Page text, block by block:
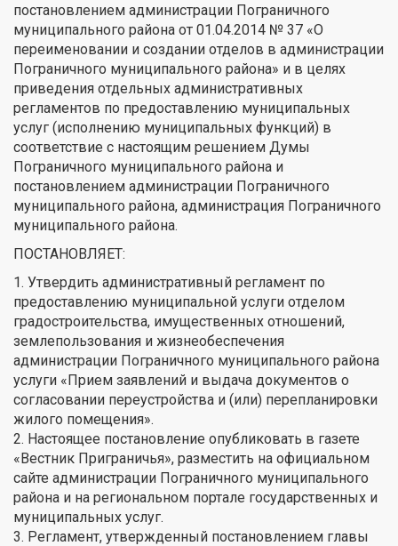
постановлением администрации Пограничного
муниципального района от 01.04.2014 № 37 «О
переименовании и создании отделов в администрации
Пограничного муниципального района» и в целях
приведения отдельных административных
регламентов по предоставлению муниципальных
услуг (исполнению муниципальных функций) в
соответствие с настоящим решением Думы
Пограничного муниципального района и
постановлением администрации Пограничного
муниципального района, администрация Пограничного
муниципального района.
ПОСТАНОВЛЯЕТ:
1. Утвердить административный регламент по
предоставлению муниципальной услуги отделом
градостроительства, имущественных отношений,
землепользования и жизнеобеспечения
администрации Пограничного муниципального района
услуги «Прием заявлений и выдача документов о
согласовании переустройства и (или) перепланировки
жилого помещения».
2. Настоящее постановление опубликовать в газете
«Вестник Приграничья», разместить на официальном
сайте администрации Пограничного муниципального
района и на региональном портале государственных и
муниципальных услуг.
3. Регламент, утвержденный постановлением главы